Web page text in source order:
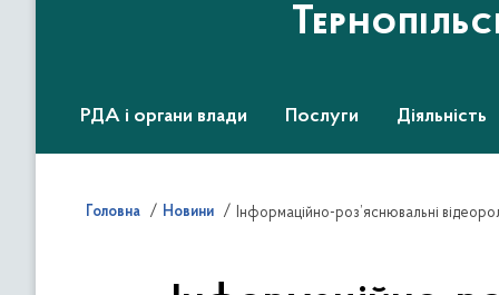
РДА і органи влади Послуги Діяльність
Головна Новини Інформаційно-роз’яснювальні